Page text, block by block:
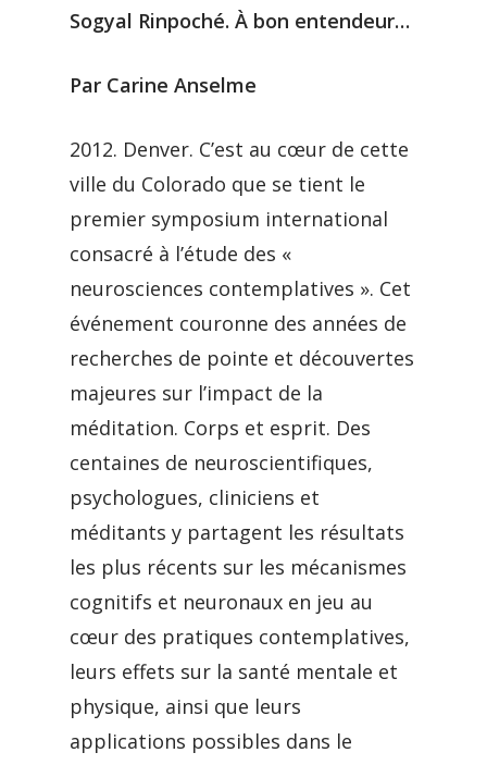
Sogyal Rinpoché. À bon entendeur…
Par Carine Anselme
2012. Denver. C’est au cœur de cette
ville du Colorado que se tient le
premier symposium international
consacré à l’étude des «
neurosciences contemplatives ». Cet
événement couronne des années de
recherches de pointe et découvertes
majeures sur l’impact de la
méditation. Corps et esprit. Des
centaines de neuroscientifiques,
psychologues, cliniciens et
méditants y partagent les résultats
les plus récents sur les mécanismes
cognitifs et neuronaux en jeu au
cœur des pratiques contemplatives,
leurs effets sur la santé mentale et
physique, ainsi que leurs
applications possibles dans le